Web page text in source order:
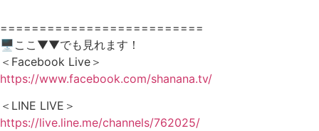
==========================
🖥ここ▼▼でも見れます！
＜Facebook Live＞
https://www.facebook.com/shanana.tv/
＜LINE LIVE＞
https://live.line.me/channels/762025/